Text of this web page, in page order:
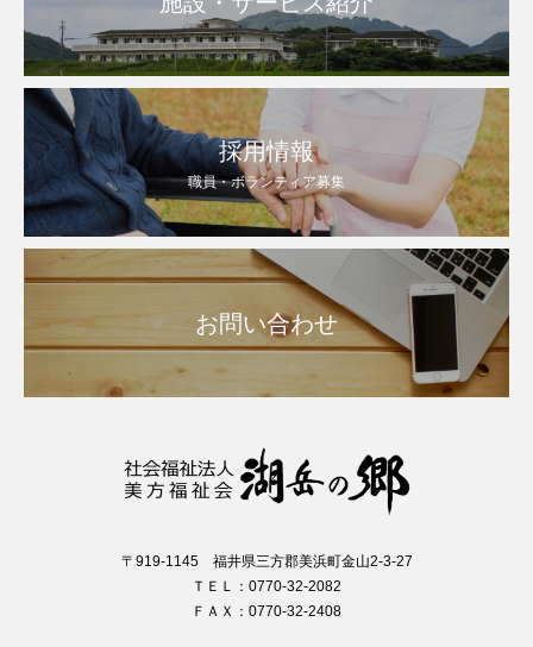
採用情報
職員・ボランティア募集
お問い合わせ
〒919-1145 福井県三方郡美浜町金山2-3-27
ＴＥＬ：0770-32-2082
ＦＡＸ：0770-32-2408